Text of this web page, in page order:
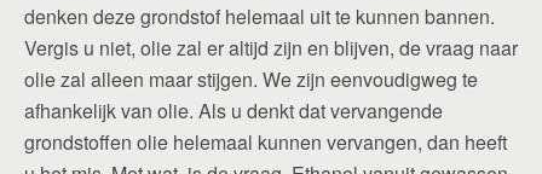
denken deze grondstof helemaal uit te kunnen bannen.
Vergis u niet, olie zal er altijd zijn en blijven, de vraag naar
olie zal alleen maar stijgen. We zijn eenvoudigweg te
afhankelijk van olie. Als u denkt dat vervangende
grondstoffen olie helemaal kunnen vervangen, dan heeft